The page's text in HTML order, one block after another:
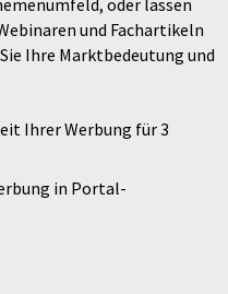
oder lassen
und Fachartikeln
Ihre Marktbedeutung und
Ihrer Werbung für 3
in Portal-